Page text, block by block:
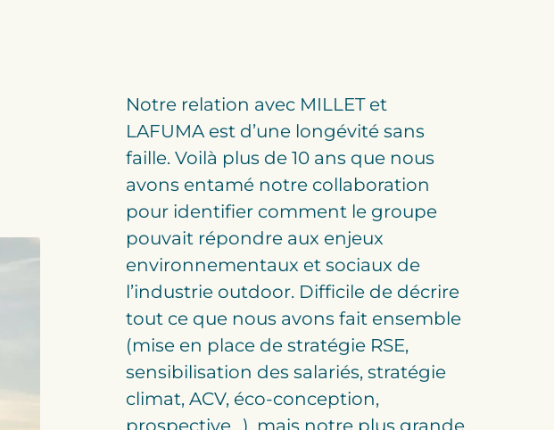
Notre relation avec MILLET et
LAFUMA est d’une longévité sans
faille. Voilà plus de 10 ans que nous
avons entamé notre collaboration
pour identifier comment le groupe
pouvait répondre aux enjeux
environnementaux et sociaux de
l’industrie outdoor. Difficile de décrire
tout ce que nous avons fait ensemble
(mise en place de stratégie RSE,
sensibilisation des salariés, stratégie
climat, ACV, éco-conception,
prospective…), mais notre plus grande